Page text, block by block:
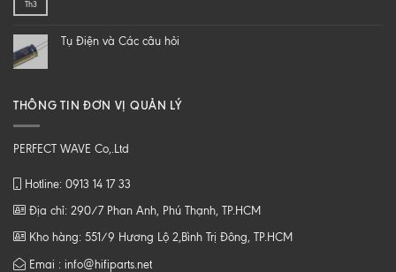
Z
Th3
Tụ Điện và Các câu hỏi
THÔNG TIN ĐƠN VỊ QUẢN LÝ
PERFECT WAVE Co,.Ltd
Hotline: 0913 14 17 33
Địa chỉ: 290/7 Phan Anh, Phú Thạnh, TP.HCM
Kho hàng: 551/9 Hương Lộ 2,Bình Trị Đông, TP.HCM
Emai : info@hifiparts.net